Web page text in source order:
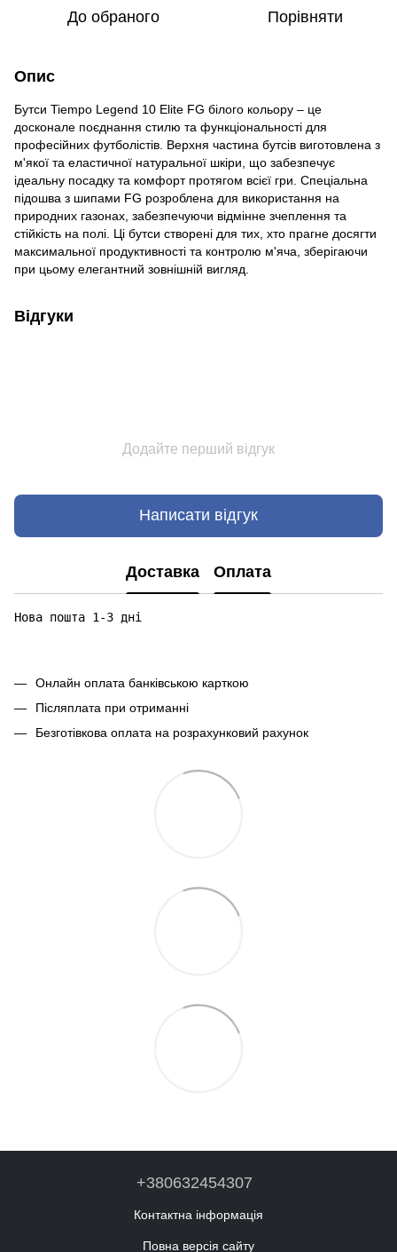
До обраного Порівняти
Опис
Бутси Tiempo Legend 10 Elite FG білого кольору – це
досконале поєднання стилю та функціональності для
професійних футболістів. Верхня частина бутсів виготовлена з
м'якої та еластичної натуральної шкіри, що забезпечує
ідеальну посадку та комфорт протягом всієї гри. Спеціальна
підошва з шипами FG розроблена для використання на
природних газонах, забезпечуючи відмінне зчеплення та
стійкість на полі. Ці бутси створені для тих, хто прагне досягти
максимальної продуктивності та контролю м'яча, зберігаючи
при цьому елегантний зовнішній вигляд.
Відгуки
Додайте перший відгук
Написати відгук
Доставка Оплата
Нова пошта 1-3 дні
Онлайн оплата банківською карткою
Післяплата при отриманні
Безготівкова оплата на розрахунковий рахунок
+380632454307
Контактна інформація
Повна версія сайту